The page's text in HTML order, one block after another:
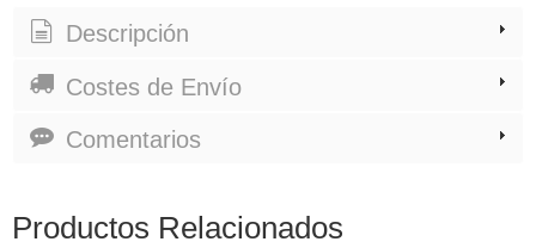
Descripción
Costes de Envío
Comentarios
Productos Relacionados